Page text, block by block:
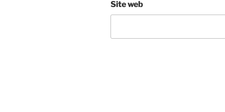
Site web